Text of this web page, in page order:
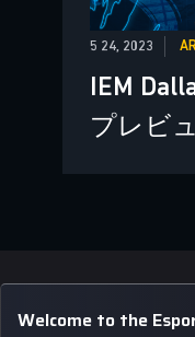
5 24, 2023
IEM
プレビ
Welcome to the